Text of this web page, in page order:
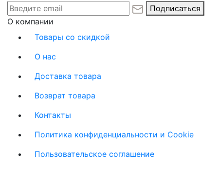
Подписаться
О компании
Товары со скидкой
О нас
Доставка товара
Возврат товара
Контакты
Политика конфиденциальности и Cookie
Пользовательское соглашение